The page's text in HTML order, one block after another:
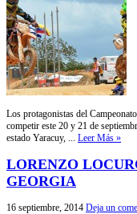
Los protagonistas del
competir este 20 y 21 de
estado Yaracuy, ... Leer Más »
LORENZO
GEORGIA
16 septiembre, 2014 Deja un